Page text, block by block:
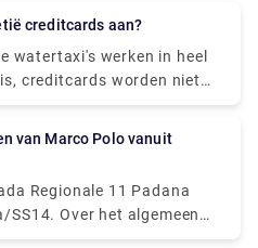
creditcards aan?
watertaxi's werken in heel
creditcards worden niet
Regionale 11 Padana
SS14. Over het algemeen
de luchthaven naar